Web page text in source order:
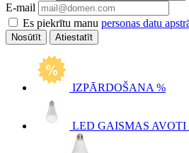
E-mail
Es piekrītu manu personas datu
Atiestatīt
IZPĀRDOŠANA %
LED GAISMAS AVOTI